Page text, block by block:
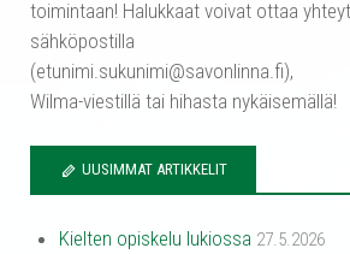
toimintaan! Halukkaat voivat ottaa
sähköpostilla
(etunimi.sukunimi@savonlinna.fi),
Wilma-viestillä tai hihasta nykäisemällä!
UUSIMMAT ARTIKKELIT
Kielten opiskelu lukiossa 27.5.2026